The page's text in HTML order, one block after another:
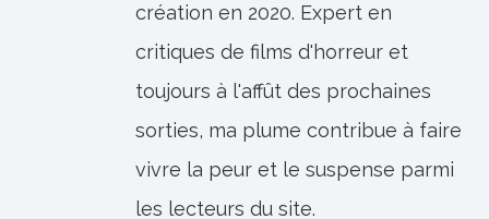
création en 2020. Expert en
critiques de films d'horreur et
toujours à l'affût des prochaines
sorties, ma plume contribue à faire
vivre la peur et le suspense parmi
les lecteurs du site.